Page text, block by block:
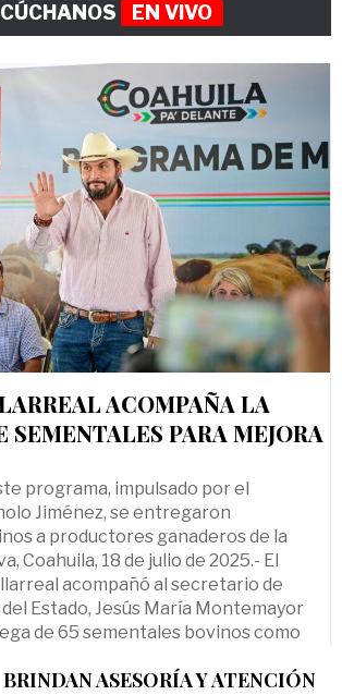
EN VIVO
ACOMPAÑA LA
SEMENTALES PARA MEJORA
programa, impulsado por el
Jiménez, se entregaron
a productores ganaderos de la
Coahuila, 18 de julio de 2025.- El
acompañó al secretario de
Estado, Jesús María Montemayor
de 65 sementales bovinos como
BRINDAN ASESORÍA Y ATENCIÓN